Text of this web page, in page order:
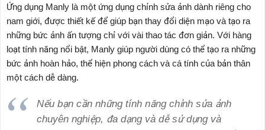
Ứng dụng Manly là một ứng dụng chỉnh sửa ảnh dành riêng cho
nam giới, được thiết kế để giúp bạn thay đổi diện mạo và tạo ra
những bức ảnh ấn tượng chỉ với vài thao tác đơn giản. Với hàng
loạt tính năng nổi bật, Manly giúp người dùng có thể tạo ra những
bức ảnh hoàn hảo, thể hiện phong cách và cá tính của bản thân
một cách dễ dàng.
Nếu bạn cần những tính năng chỉnh sửa ảnh
chuyên nghiệp, đa dạng và dễ sử dụng và